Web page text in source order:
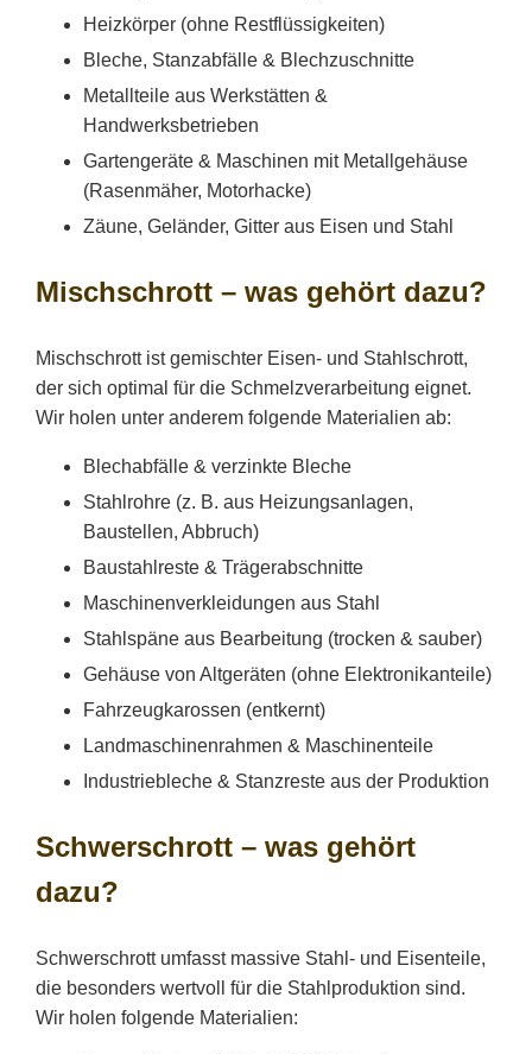
Heizkörper (ohne Restflüssigkeiten)
Bleche, Stanzabfälle & Blechzuschnitte
Metallteile aus Werkstätten &
Handwerksbetrieben
Gartengeräte & Maschinen mit Metallgehäuse
(Rasenmäher, Motorhacke)
Zäune, Geländer, Gitter aus Eisen und Stahl
Mischschrott – was gehört dazu?
Mischschrott ist gemischter Eisen- und Stahlschrott,
der sich optimal für die Schmelzverarbeitung eignet.
Wir holen unter anderem folgende Materialien ab:
Blechabfälle & verzinkte Bleche
Stahlrohre (z. B. aus Heizungsanlagen,
Baustellen, Abbruch)
Baustahlreste & Trägerabschnitte
Maschinenverkleidungen aus Stahl
Stahlspäne aus Bearbeitung (trocken & sauber)
Gehäuse von Altgeräten (ohne Elektronikanteile)
Fahrzeugkarossen (entkernt)
Landmaschinenrahmen & Maschinenteile
Industriebleche & Stanzreste aus der Produktion
Schwerschrott – was gehört
dazu?
Schwerschrott umfasst massive Stahl- und Eisenteile,
die besonders wertvoll für die Stahlproduktion sind.
Wir holen folgende Materialien: